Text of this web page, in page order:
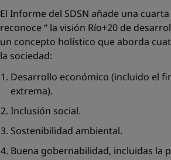
El Informe del SDSN añade una
reconoce “ la visión Río+20 de
un concepto holístico que aborda
la sociedad:
Desarrollo económico (incluido el
extrema).
Inclusión social.
Sostenibilidad ambiental.
Buena gobernabilidad, incluidas la